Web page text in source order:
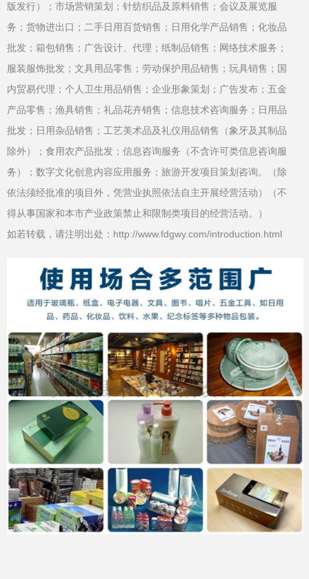
版发行）；市场营销策划；针纺织品及原料销售；会议及展览服
务；货物进出口；二手日用百货销售；日用化学产品销售；化妆品
批发；箱包销售；广告设计、代理；纸制品销售；网络技术服务；
服装服饰批发；文具用品零售；劳动保护用品销售；玩具销售；国
内贸易代理；个人卫生用品销售；企业形象策划；广告发布；五金
产品零售；渔具销售；礼品花卉销售；信息技术咨询服务；日用品
批发；日用杂品销售；工艺美术品及礼仪用品销售（象牙及其制品
除外）；食用农产品批发；信息咨询服务（不含许可类信息咨询服
务）；数字文化创意内容应用服务；旅游开发项目策划咨询。（除
依法须经批准的项目外，凭营业执照依法自主开展经营活动）（不
得从事国家和本市产业政策禁止和限制类项目的经营活动。）
如若转载，请注明出处：http://www.fdgwy.com/introduction.html